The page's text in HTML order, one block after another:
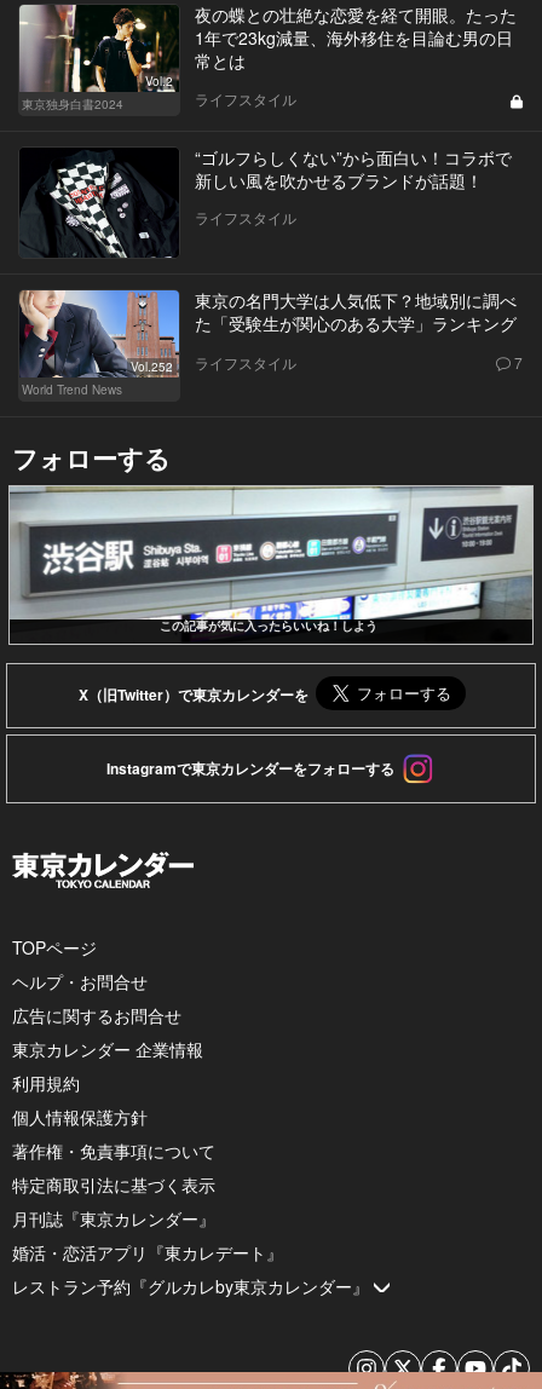
Vol.2
東京独身白書2024
夜の蝶との壮絶な恋愛を経て開眼。たった
1年で23kg減量、海外移住を目論む男の日
常とは
ライフスタイル
“ゴルフらしくない”から面白い！コラボで
新しい風を吹かせるブランドが話題！
ライフスタイル
Vol.252
World Trend News
東京の名門大学は人気低下？地域別に調べ
た「受験生が関心のある大学」ランキング
ライフスタイル 7
フォローする
この記事が気に入ったらいいね！しよう
X（旧Twitter）で東京カレンダーを
Instagramで東京カレンダーをフォローする
TOPページ
ヘルプ・お問合せ
広告に関するお問合せ
東京カレンダー 企業情報
利用規約
個人情報保護方針
著作権・免責事項について
特定商取引法に基づく表示
月刊誌『東京カレンダー』
婚活・恋活アプリ『東カレデート』
レストラン予約『グルカレby東京カレンダー』